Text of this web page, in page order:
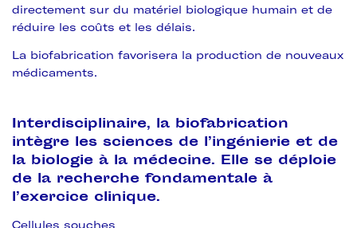
directement sur du matériel biologique humain et de
réduire les coûts et les délais.
La biofabrication favorisera la production de nouveaux
médicaments.
Interdisciplinaire, la biofabrication
intègre les sciences de l’ingénierie et de
la biologie à la médecine. Elle se déploie
de la recherche fondamentale à
l’exercice clinique.
Cellules souches